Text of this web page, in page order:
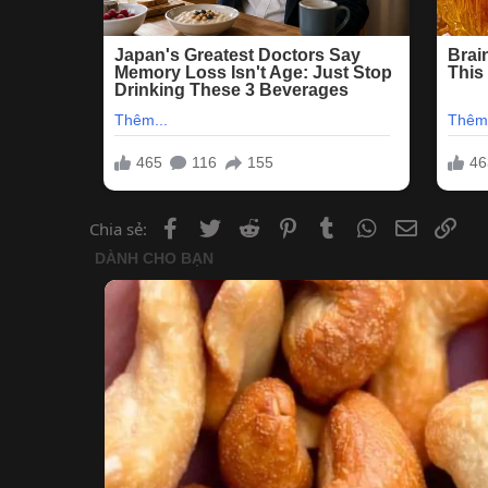
Chia sẻ: Facebook
Twitter Reddit PinterestTumblr WhatsApp
Email